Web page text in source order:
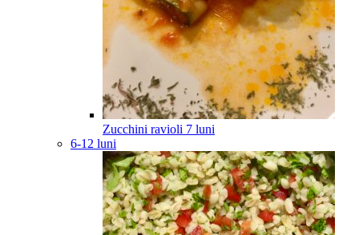
Zucchini ravioli 7 luni
6-12 luni